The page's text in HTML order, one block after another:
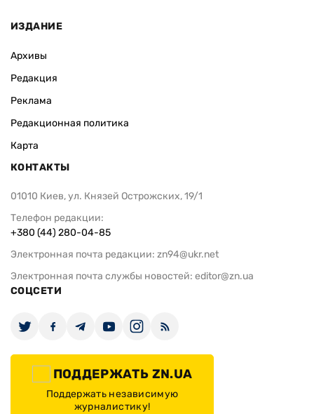
ИЗДАНИЕ
Архивы
Редакция
Реклама
Редакционная политика
Карта
КОНТАКТЫ
01010 Киев, ул. Князей Острожских, 19/1
Телефон редакции:
+380 (44) 280-04-85
Электронная почта редакции: zn94@ukr.net
Электронная почта службы новостей: editor@zn.ua
СОЦСЕТИ
ПОДДЕРЖАТЬ ZN.UA
Поддержать независимую
журналистику!